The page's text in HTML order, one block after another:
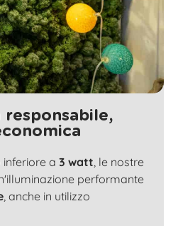
responsabile,
inferiore a 3 watt, le nostre
performante
, anche in utilizzo